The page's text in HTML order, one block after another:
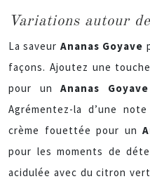
Variations autour
La saveur Ananas Goyave
façons. Ajoutez une
pour un Ananas
Agrémentez-la d’une
crème fouettée pour un
pour les moments de
acidulée avec du citron